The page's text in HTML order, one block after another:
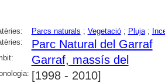
Parcs naturals ; Vegetació; Pluja;
Parc Natural del Garraf
Garraf, massís del
[1998 - 2010]